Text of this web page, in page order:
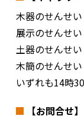
木器のせんせい
展示のせんせい
土器のせんせい
木簡のせんせい
いずれも14時
【お問合せ】